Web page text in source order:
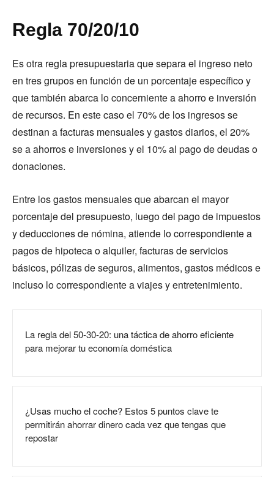
Regla 70/20/10
Es otra regla presupuestaria que separa el ingreso neto
en tres grupos en función de un porcentaje específico y
que también abarca lo concerniente a ahorro e inversión
de recursos. En este caso el 70% de los ingresos se
destinan a facturas mensuales y gastos diarios, el 20%
se a ahorros e inversiones y el 10% al pago de deudas o
donaciones.
Entre los gastos mensuales que abarcan el mayor
porcentaje del presupuesto, luego del pago de impuestos
y deducciones de nómina, atiende lo correspondiente a
pagos de hipoteca o alquiler, facturas de servicios
básicos, pólizas de seguros, alimentos, gastos médicos e
incluso lo correspondiente a viajes y entretenimiento.
La regla del 50-30-20: una táctica de ahorro eficiente
para mejorar tu economía doméstica
¿Usas mucho el coche? Estos 5 puntos clave te
permitirán ahorrar dinero cada vez que tengas que
repostar